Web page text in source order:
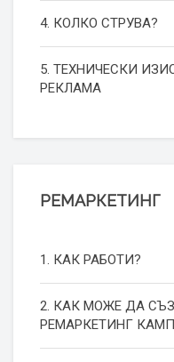
4. КОЛКО СТРУВА?
5. ТЕХНИЧЕСКИ
РЕКЛАМА
РЕМАРКЕТИНГ
1. КАК РАБОТИ?
2. КАК МОЖЕ ДА
РЕМАРКЕТИНГ